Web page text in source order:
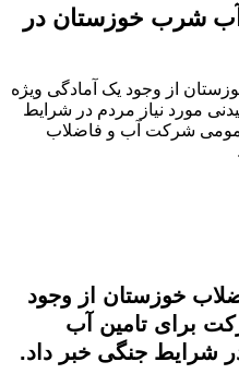
آب شرب خوزستان در
از وجود یک آمادگی ویژه
مورد نیاز مردم در شرایط
شرکت آب و فاضلاب
خوزستان از وجود
برای تامین آب
شرایط جنگی خبر داد.